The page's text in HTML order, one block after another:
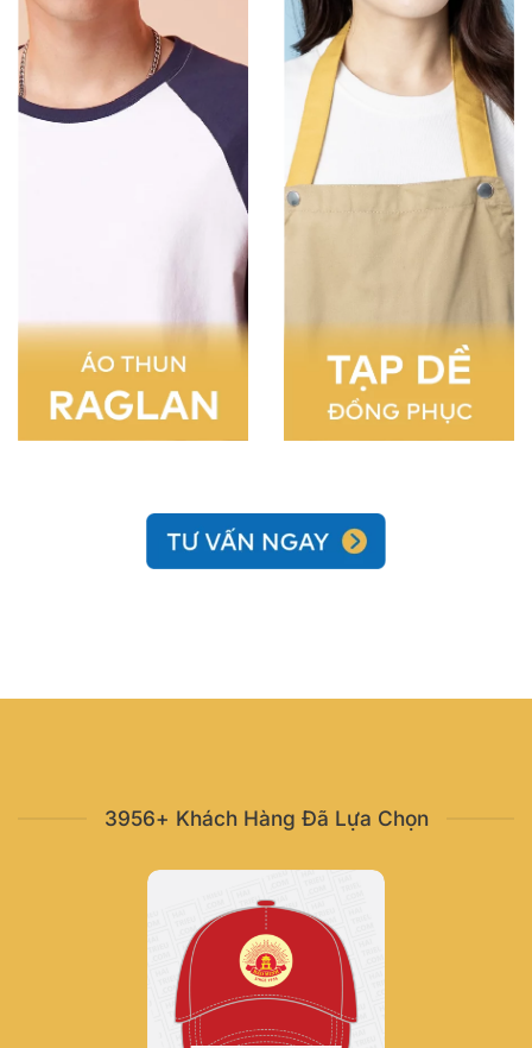
3956+ Khách Hàng Đã Lựa Chọn